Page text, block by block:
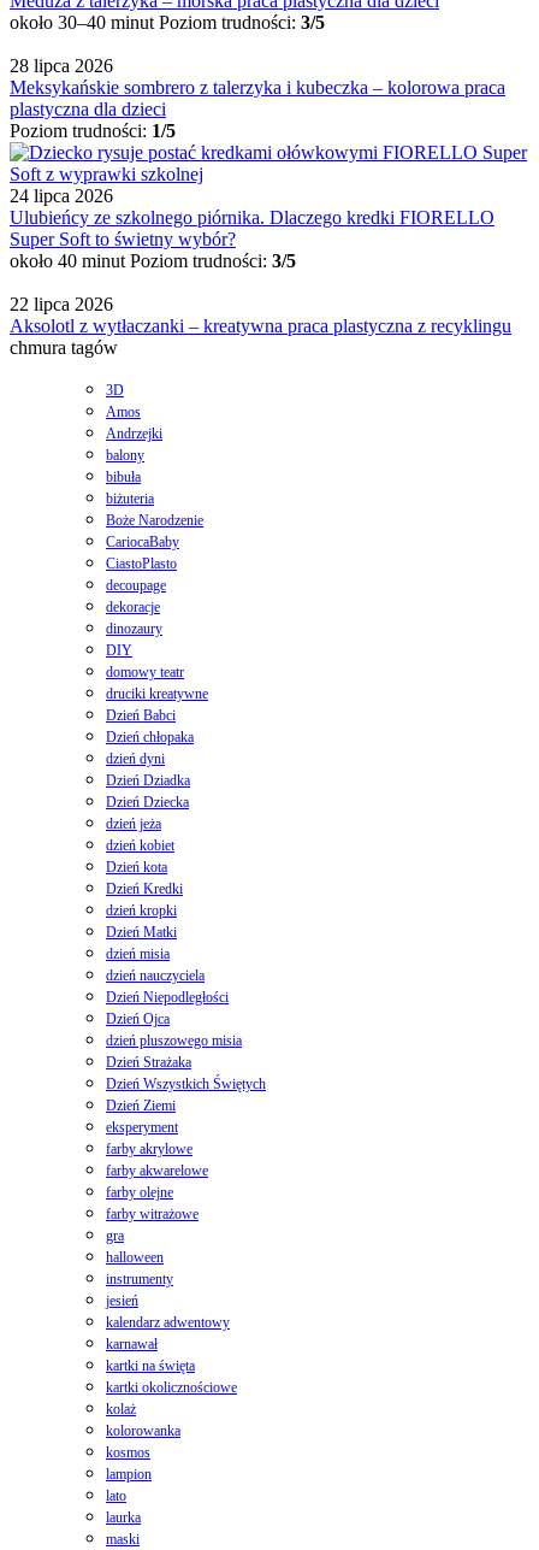
około 30–40 minut Poziom trudności: 3/5
28 lipca 2026
Meksykańskie sombrero z talerzyka i kubeczka – kolorowa praca
plastyczna dla dzieci
Poziom trudności: 1/5
24 lipca 2026
Ulubieńcy ze szkolnego piórnika. Dlaczego kredki FIORELLO
Super Soft to świetny wybór?
około 40 minut Poziom trudności: 3/5
22 lipca 2026
Aksolotl z wytłaczanki – kreatywna praca plastyczna z recyklingu
chmura tagów
3D
Amos
Andrzejki
balony
bibuła
biżuteria
Boże Narodzenie
CariocaBaby
CiastoPlasto
decoupage
dekoracje
dinozaury
DIY
domowy teatr
druciki kreatywne
Dzień Babci
Dzień chłopaka
dzień dyni
Dzień Dziadka
Dzień Dziecka
dzień jeża
dzień kobiet
Dzień kota
Dzień Kredki
dzień kropki
Dzień Matki
dzień misia
dzień nauczyciela
Dzień Niepodległości
Dzień Ojca
dzień pluszowego misia
Dzień Strażaka
Dzień Wszystkich Świętych
Dzień Ziemi
eksperyment
farby akrylowe
farby akwarelowe
farby olejne
farby witrażowe
gra
halloween
instrumenty
jesień
kalendarz adwentowy
karnawał
kartki na święta
kartki okolicznościowe
kolaż
kolorowanka
kosmos
lampion
lato
laurka
maski